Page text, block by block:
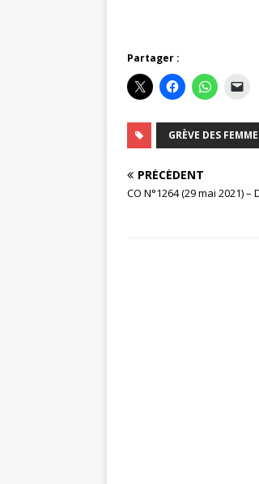
Partager :
GRÈVE DES
PRÉCÉDENT
CO N°1264 (29 mai 2021)